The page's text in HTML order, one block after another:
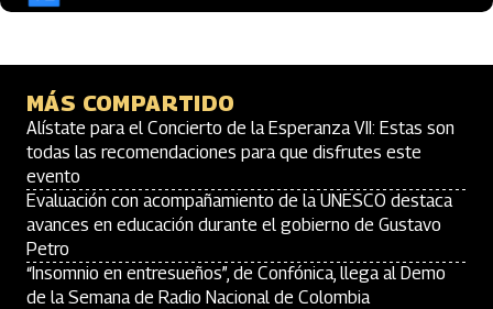
MÁS COMPARTIDO
Alístate para el Concierto de la Esperanza VII: Estas son
todas las recomendaciones para que disfrutes este
evento
Evaluación con acompañamiento de la UNESCO destaca
avances en educación durante el gobierno de Gustavo
Petro
“Insomnio en entresueños”, de Confónica, llega al Demo
de la Semana de Radio Nacional de Colombia